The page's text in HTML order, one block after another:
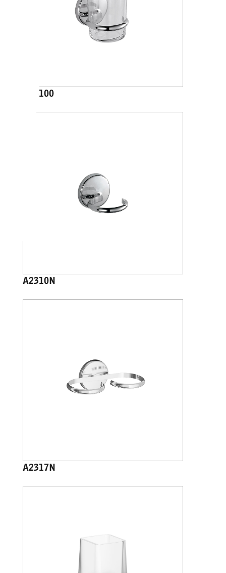
A23100
A2310N
A2317N